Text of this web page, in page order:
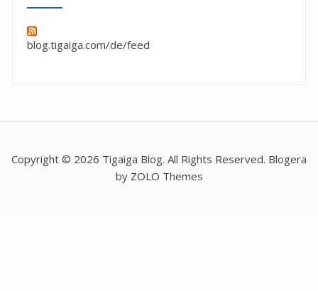
blog.tigaiga.com/de/feed
Copyright © 2026 Tigaiga Blog. All Rights Reserved. Blogera
by ZOLO Themes